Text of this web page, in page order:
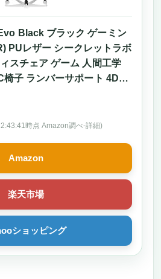
Black ブラック ゲーミン
PUレザー シークレットラボ
スチェア ゲーム 人間工学
椅子 ランバーサポート 4Dア
グ家具 調節可能ランバーサ
ソコンチェア 座り心地 テ
宅 リモート 165度リクライ
時点 Amazon調べ-詳細)
Amazon
楽天市場
ショッピング